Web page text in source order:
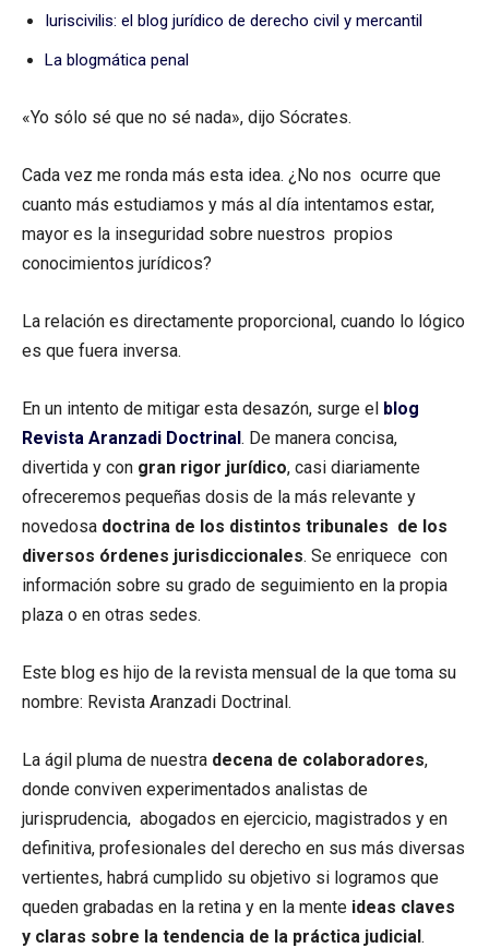
Iuriscivilis: el blog jurídico de derecho civil y mercantil
La blogmática penal
«Yo sólo sé que no sé nada», dijo Sócrates.
Cada vez me ronda más esta idea. ¿No nos ocurre que
cuanto más estudiamos y más al día intentamos estar,
mayor es la inseguridad sobre nuestros propios
conocimientos jurídicos?
La relación es directamente proporcional, cuando lo lógico
es que fuera inversa.
En un intento de mitigar esta desazón, surge el blog
Revista Aranzadi Doctrinal. De manera concisa,
divertida y con gran rigor jurídico, casi diariamente
ofreceremos pequeñas dosis de la más relevante y
novedosa doctrina de los distintos tribunales de los
diversos órdenes jurisdiccionales. Se enriquece con
información sobre su grado de seguimiento en la propia
plaza o en otras sedes.
Este blog es hijo de la revista mensual de la que toma su
nombre: Revista Aranzadi Doctrinal.
La ágil pluma de nuestra decena de colaboradores,
donde conviven experimentados analistas de
jurisprudencia, abogados en ejercicio, magistrados y en
definitiva, profesionales del derecho en sus más diversas
vertientes, habrá cumplido su objetivo si logramos que
queden grabadas en la retina y en la mente ideas claves
y claras sobre la tendencia de la práctica judicial.